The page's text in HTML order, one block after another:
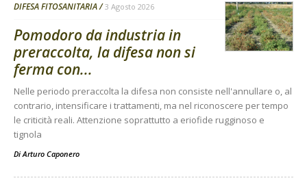
DIFESA FITOSANITARIA 3 Agosto 2026
Pomodoro da industria in
preraccolta, la difesa non si
ferma con...
Nelle periodo preraccolta la difesa non consiste nell'annullare o, al
contrario, intensificare i trattamenti, ma nel riconoscere per tempo
le criticità reali. Attenzione soprattutto a eriofide rugginoso e
tignola
DiArturo Caponero